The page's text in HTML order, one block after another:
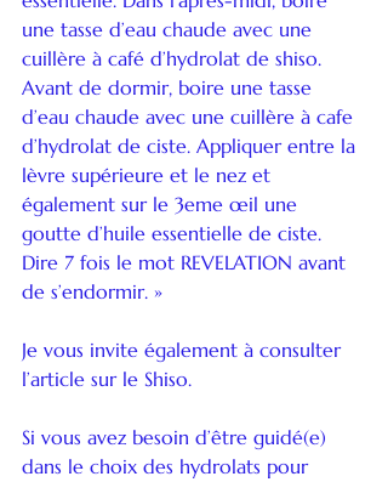
une tasse d’eau chaude avec une
cuillère à café d’hydrolat de shiso.
Avant de dormir, boire une tasse
d’eau chaude avec une cuillère à cafe
d’hydrolat de ciste. Appliquer entre la
lèvre supérieure et le nez et
également sur le 3eme œil une
goutte d’huile essentielle de ciste.
Dire 7 fois le mot REVELATION avant
de s’endormir. »
Je vous invite également à consulter
l’article sur le Shiso.
Si vous avez besoin d’être guidé(e)
dans le choix des hydrolats pour